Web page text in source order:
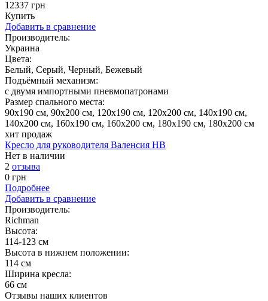
12337 грн
Купить
Добавить в сравнение
Производитель:
Украина
Цвета:
Белый, Серый, Черный, Бежевый
Подъёмный механизм:
с двумя импортными пневмопатронами
Размер спального места:
90х190 см, 90х200 см, 120х190 см, 120х200 см, 140х190 см,
140х200 см, 160х190 см, 160х200 см, 180х190 см, 180х200 см
хит продаж
Кресло для руководителя Валенсия HB
Нет в наличии
2 отзыва
0 грн
Подробнее
Добавить в сравнение
Производитель:
Richman
Высота:
114-123 см
Высота в нижнем положении:
114 см
Ширина кресла:
66 см
Отзывы наших клиентов